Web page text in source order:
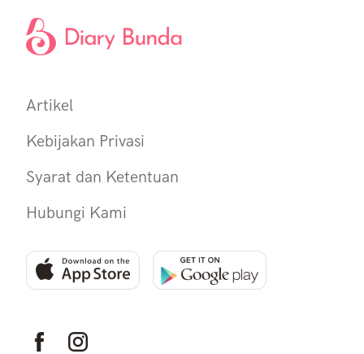
Artikel
Kebijakan Privasi
Syarat dan Ketentuan
Hubungi Kami